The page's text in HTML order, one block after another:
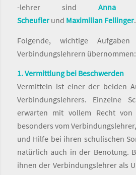
-lehrer sind Anna
Scheuflerund Maximilian Fellinger.
Folgende, wichtige
Verbindungslehrern übernommen:
1. Vermittlung bei Beschwerden
Vermitteln ist einer der beiden
Verbindungslehrers. Einzelne
erwarten mit vollem Recht von
besonders vom
und Hilfe bei ihren schulischen
natürlich auch in der Benotung.
ihnen der Verbindungslehrer als